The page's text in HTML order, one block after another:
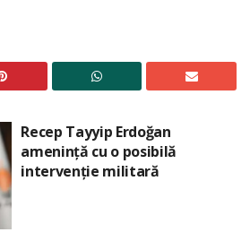
Recep Tayyip Erdoğan
amenință cu o posibilă
intervenție militară